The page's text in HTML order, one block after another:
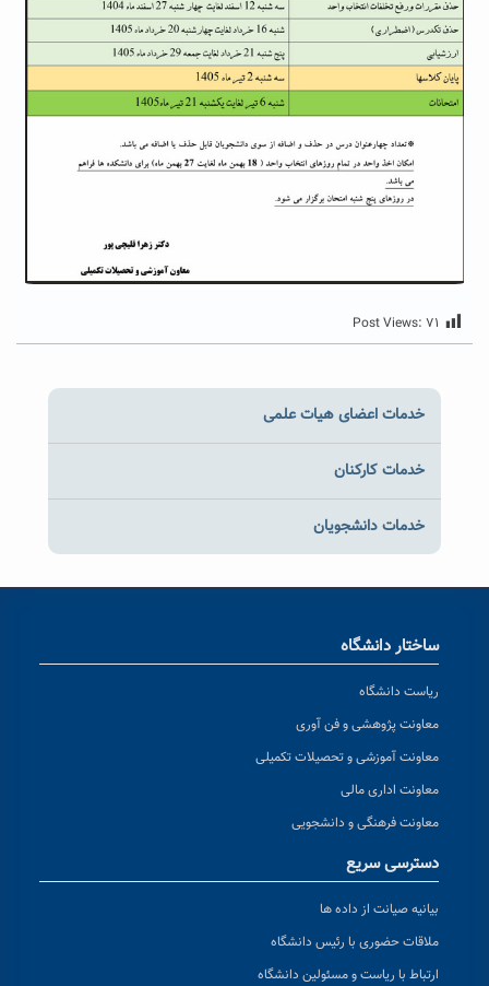
Post Views: ۷۱
خدمات اعضای هیات علمی
خدمات کارکنان
خدمات دانشجویان
ساختار دانشگاه
ریاست دانشگاه
معاونت پژوهشی و فن آوری
معاونت آموزشی و تحصیلات تکمیلی
معاونت اداری مالی
معاونت فرهنگی و دانشجویی
دسترسی سریع
بیانیه صیانت از داده ها
ملاقات حضوری با رئیس دانشگاه
ارتباط با ریاست و مسئولین دانشگاه